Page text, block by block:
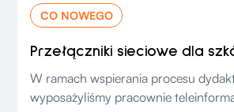
CO NOWEGO
Przełączniki sieciowe dla
W ramach wspierania procesu
wyposażyliśmy pracownie